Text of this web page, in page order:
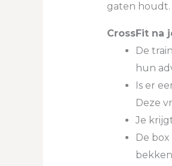
gaten
CrossFit na
De
hun
Is er
Deze
Je
De